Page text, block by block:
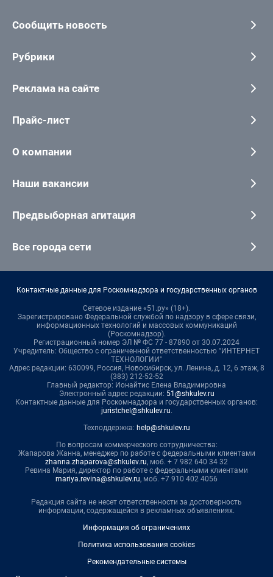
Сообщить новость
Рубрики
Реклама на сайте
Прайс-лист
О компании
Наши вакансии
Предвыборная агитация
Все города сети
Контактные данные для Роскомнадзора и государственных органов
Сетевое издание «51.ру» (18+).
Зарегистрировано Федеральной службой по надзору в сфере связи,
информационных технологий и массовых коммуникаций
(Роскомнадзор).
Регистрационный номер ЭЛ № ФС 77 - 87890 от 30.07.2024
Учредитель: Общество с ограниченной ответственностью "ИНТЕРНЕТ
ТЕХНОЛОГИИ"
Адрес редакции: 630099, Россия, Новосибирск, ул. Ленина, д. 12, 6 этаж, 8
(383) 212-52-52
Главный редактор: Ионайтис Елена Владимировна
Электронный адрес редакции: 51@shkulev.ru
Контактные данные для Роскомнадзора и государственных органов:
juristchel@shkulev.ru.
Техподдержка: help@shkulev.ru
По вопросам коммерческого сотрудничества:
Жапарова Жанна, менеджер по работе с федеральными клиентами
zhanna.zhaparova@shkulev.ru, моб. + 7 982 640 34 32
Ревина Мария, директор по работе с федеральными клиентами
mariya.revina@shkulev.ru, моб. +7 910 402 4056
Редакция сайта не несет ответственности за достоверность
информации, содержащейся в рекламных объявлениях.
Информация об ограничениях
Политика использования cookies
Рекомендательные системы